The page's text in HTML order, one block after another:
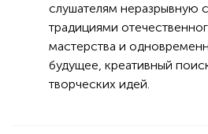
слушателям неразрывную
традициями
мастерства и
будущее, креативный
творческих идей.